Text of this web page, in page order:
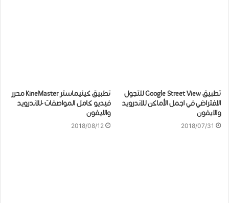
تطبيق Google Street View للتجول
الافتراضي في اجمل الأماكن للاندرويد
والايفون
2018/07/31
تطبيق كينيماستر KineMaster محرر
فيديو كامل المواصفات -للاندرويد
والايفون
2018/08/12